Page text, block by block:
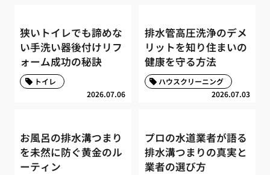
狭いトイレでも諦めな
い手洗い器後付けリフ
ォーム成功の秘訣
2026.07.06
トイレ
排水管高圧洗浄のデメ
リットを知り住まいの
健康を守る方法
2026.07.03
ハウスクリーニング
お風呂の排水溝つまり
を未然に防ぐ黄金のル
ーティン
プロの水道業者が語る
排水溝つまりの真実と
業者の選び方